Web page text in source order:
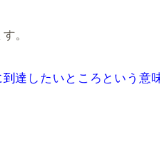
。
達したいところという意